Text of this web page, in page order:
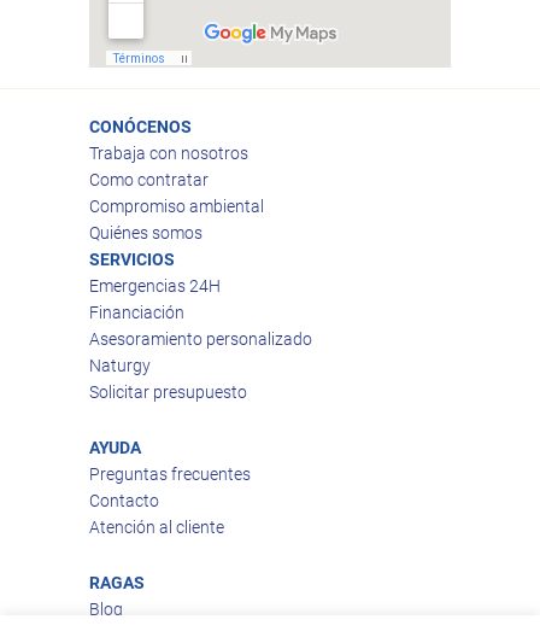
CONÓCENOS
Trabaja con nosotros
Como contratar
Compromiso ambiental
Quiénes somos
SERVICIOS
Emergencias 24H
Financiación
Asesoramiento personalizado
Naturgy
Solicitar presupuesto
AYUDA
Preguntas frecuentes
Contacto
Atención al cliente
RAGAS
Blog